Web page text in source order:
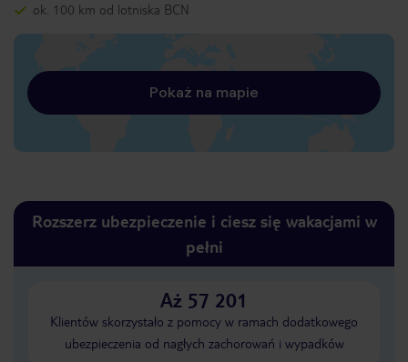
ok. 100 km od lotniska BCN
Pokaż na mapie
Rozszerz ubezpieczenie i ciesz się wakacjami w
pełni
Aż 57 201
Klientów skorzystało z pomocy w ramach dodatkowego
ubezpieczenia od nagłych zachorowań i wypadków